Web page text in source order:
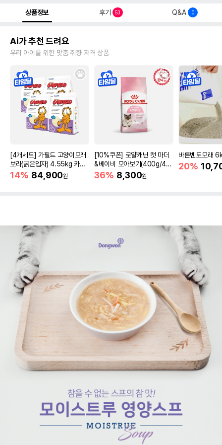
상품정보 후기 53 Q&A 0
Ai가 추천 드려요
우리 아이를 위한 맞춤 취향 저격 상품
[4개세트] 가필드 고양이모래
보라(굵은입자) 4.55kg 카사
바모래
14% 84,900원
[10%쿠폰] 로얄캐닌 캣 마더
&베이비 모아보기(400g/4/1
0kg)
36% 8,300원
바른벤토모래
20%